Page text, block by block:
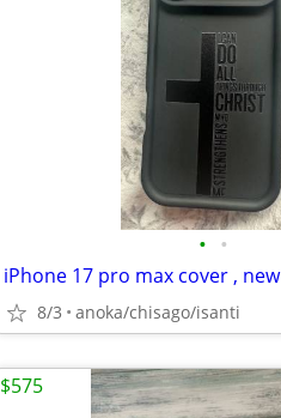
• •
iPhone 17 pro max cover , new
8/3 anoka/chisago/isanti
$575